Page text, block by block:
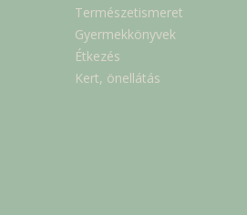
Természetismeret
Gyermekkönyvek
Étkezés
Kert, önellátás